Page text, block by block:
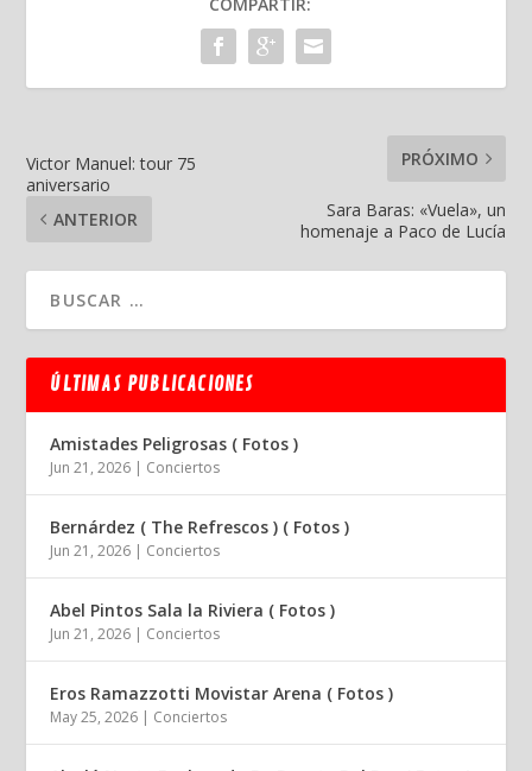
Victor Manuel: tour 75
aniversario
ANTERIOR
PRÓXIMO
Sara Baras: «Vuela», un
homenaje a Paco de Lucía
ÚLTIMAS PUBLICACIONES
Amistades Peligrosas ( Fotos )
Jun 21, 2026 | Conciertos
Bernárdez ( The Refrescos ) ( Fotos )
Jun 21, 2026 | Conciertos
Abel Pintos Sala la Riviera ( Fotos )
Jun 21, 2026 | Conciertos
Eros Ramazzotti Movistar Arena ( Fotos )
May 25, 2026 | Conciertos